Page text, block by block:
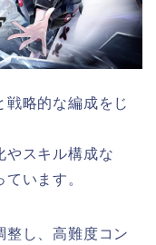
戦略的な編成をじ
やスキル構成な
います。
整し、高難度コン